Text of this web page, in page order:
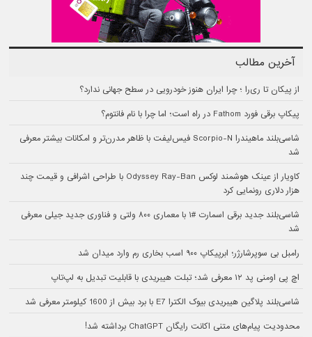
آخرین مطالب
از پیکان تا ری‌را ؛ چرا ایران هنوز خودرویی در سطح جهانی ندارد؟
پیکاپ برقی فورد Fathom در راه است؛ اما چرا با نام فانتوم؟
شاسی‌بلند ماهیندرا Scorpio-N فیس‌لیفت با ظاهر مدرن‌تر و امکانات بیشتر معرفی
شد
کاویار از عینک هوشمند لوکس Odyssey Ray-Ban با طراحی اشرافی و قیمت چند
هزار دلاری رونمایی کرد
شاسی‌بلند جدید برقی اسمارت #۱ با معماری ۸۰۰ ولتی و فناوری جدید جیلی معرفی
شد
رامبل بی سوپرشارژر؛ ابرپیکاپ ۹۰۰ اسب بخاری رم وارد میدان شد
اچ پی اومنی پد ۱۲ معرفی شد؛ تبلت هیبریدی با قابلیت تبدیل به لپ‌تاپ
شاسی‌بلند پلاگین هیبریدی بیوک الکترا E7 با برد بیش از 1600 کیلومتر معرفی شد
محدودیت پیام‌های متنی اکانت رایگان ChatGPT برداشته شد!